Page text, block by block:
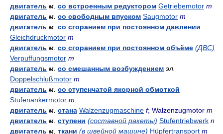
двигатель м. со встроенным редуктором Getriebemotor m
двигатель м. со свободным впуском Saugmotor m
двигатель м. со сгоранием при постоянном давлении
Gleichdruckmotor m
двигатель м. со сгоранием при постоянном объёме (ДВС)
Verpuffungsmotor m
двигатель м. со смешанным возбуждением эл.
Doppelschlußmotor m
двигатель м. со ступенчатой якорной обмоткой
Stufenankermotor m
двигатель м. стана Walzenzugmaschine f; Walzenzugmotor m
двигатель м. ступени (составной ракеты) Stufentriebwerk n
двигатель м. ткани (в швейной машине) Hüpfertransport m